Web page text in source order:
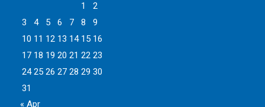
1
2
3
4 5 6 7 8
9
10 11 12 13 14 15 16
17 18 19 20 21 22 23
24 25 26 27 28 29 30
31
« Apr